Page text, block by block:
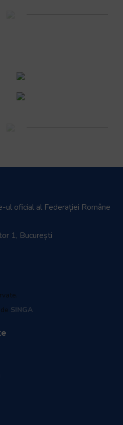
ul oficial al Federației Române
1, București
SINGA